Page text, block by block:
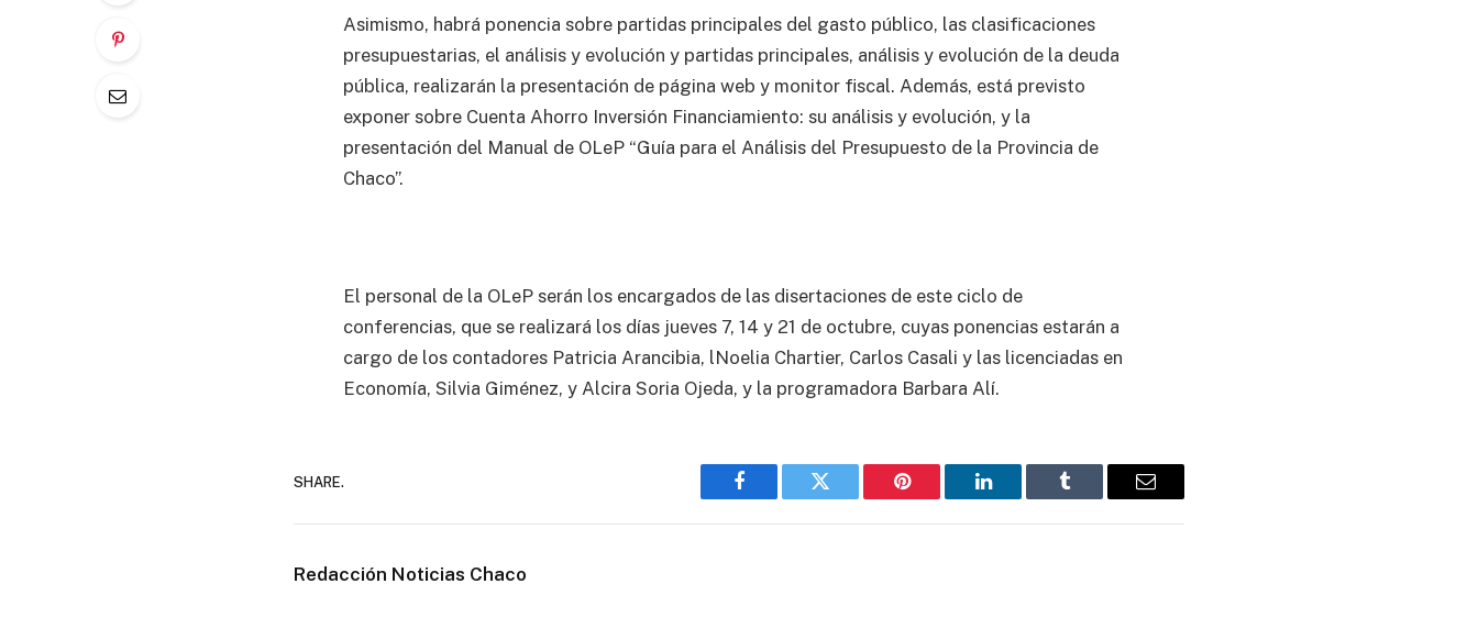
Asimismo, habrá ponencia sobre partidas principales del gasto público, las clasificaciones
presupuestarias, el análisis y evolución y partidas principales, análisis y evolución de la deuda
pública, realizarán la presentación de página web y monitor fiscal. Además, está previsto
exponer sobre Cuenta Ahorro Inversión Financiamiento: su análisis y evolución, y la
presentación del Manual de OLeP “Guía para el Análisis del Presupuesto de la Provincia de
Chaco”.
El personal de la OLeP serán los encargados de las disertaciones de este ciclo de
conferencias, que se realizará los días jueves 7, 14 y 21 de octubre, cuyas ponencias estarán a
cargo de los contadores Patricia Arancibia, lNoelia Chartier, Carlos Casali y las licenciadas en
Economía, Silvia Giménez, y Alcira Soria Ojeda, y la programadora Barbara Alí.
SHARE.
Facebook Twitter Pinterest LinkedIn Tumblr Email
Redacción Noticias Chaco